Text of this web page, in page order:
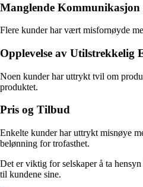
Manglende
Flere kunder har vært misfornøyde
Opplevelse av Utilstrekkelig
Noen kunder har uttrykt tvil om
produktet.
Pris og Tilbud
Enkelte kunder har uttrykt misnøye
belønning for trofasthet.
Det er viktig for selskaper å ta
til kundene sine.